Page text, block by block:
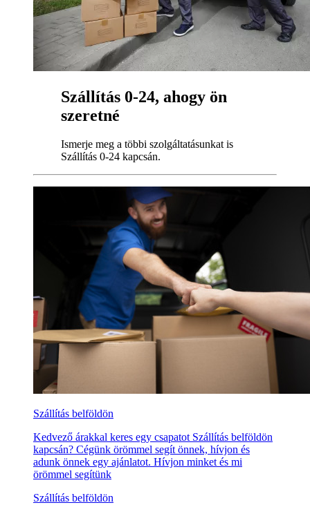
Szállítás 0-24, ahogy ön
szeretné
Ismerje meg a többi szolgáltatásunkat is
Szállítás 0-24 kapcsán.
Szállítás belföldön
Kedvező árakkal keres egy csapatot Szállítás belföldön
kapcsán? Cégünk örömmel segít önnek, hívjon és
adunk önnek egy ajánlatot. Hívjon minket és mi
örömmel segítünk
Szállítás belföldön